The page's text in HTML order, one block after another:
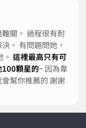
關。 過程很有耐
。 有問題問她，
這裡最高只有可
顆星的~ 因為韋
幫你推薦的 謝謝